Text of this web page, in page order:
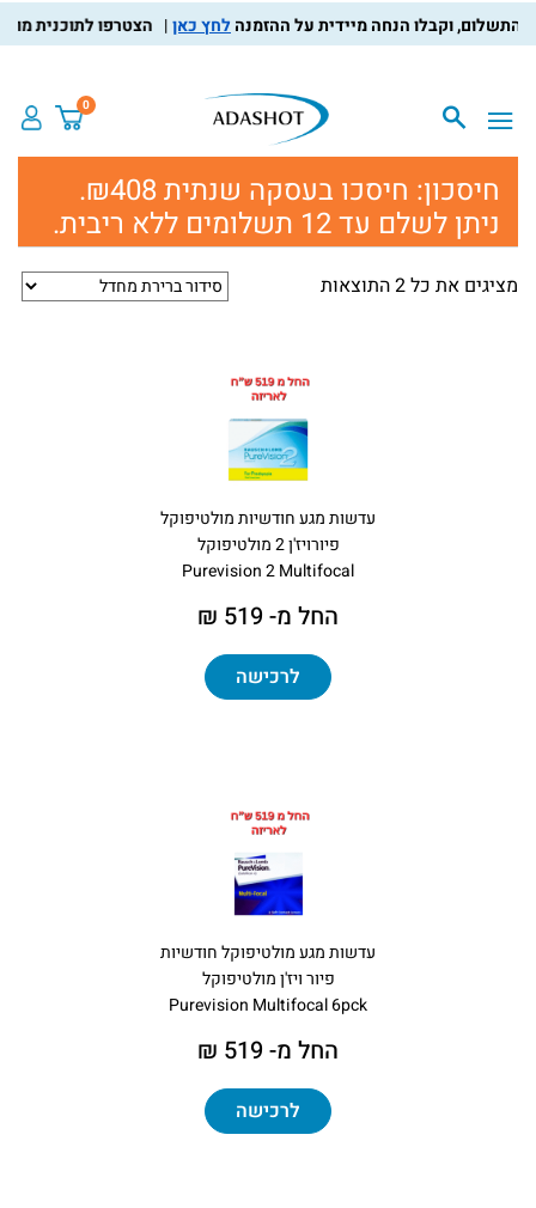
לחץ כאן הצטרפו לתוכנית
0
חיסכון:
חיסכו בעסקה שנתית ₪408.
ניתן לשלם עד 12 תשלומים ללא ריבית.
מציגים את כל ⁦2⁩ התוצאות
עדשות מגע חודשיות מולטיפוקל
פיורויז'ן 2 מולטיפוקל
Purevision 2 Multifocal
החל מ- 519 ₪
לרכישה
עדשות מגע מולטיפוקל חודשיות
פיור ויז'ן מולטיפוקל
Purevision Multifocal 6pck
החל מ- 519 ₪
לרכישה